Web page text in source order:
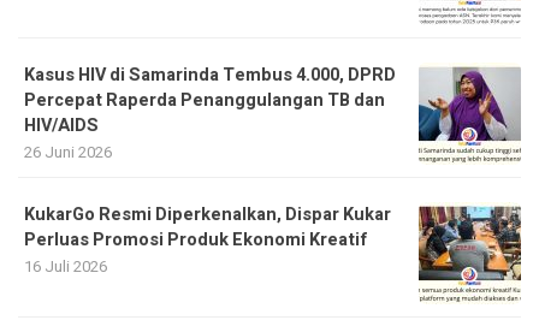
Kasus HIV di Samarinda Tembus 4.000, DPRD
Percepat Raperda Penanggulangan TB dan
HIV/AIDS
26 Juni 2026
KukarGo Resmi Diperkenalkan, Dispar Kukar
Perluas Promosi Produk Ekonomi Kreatif
16 Juli 2026